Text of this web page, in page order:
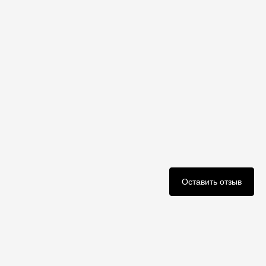
Оставить отзыв